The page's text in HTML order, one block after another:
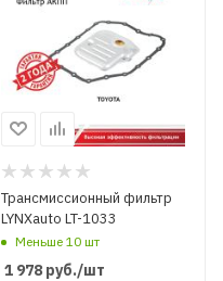
Трансмиссионный фильтр
LYNXauto LT-1033
Меньше 10 шт
1 978руб./шт